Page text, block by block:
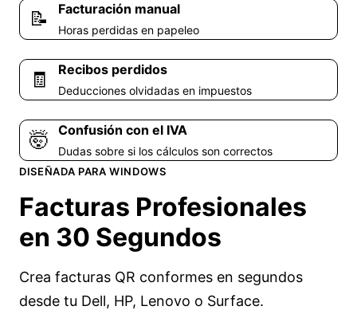
📝 Facturación manual
Horas perdidas en papeleo
🧾 Recibos perdidos
Deducciones olvidadas en impuestos
🤯 Confusión con el IVA
Dudas sobre si los cálculos son correctos
DISEÑADA PARA WINDOWS
Facturas Profesionales
en 30 Segundos
Crea facturas QR conformes en segundos
desde tu Dell, HP, Lenovo o Surface.